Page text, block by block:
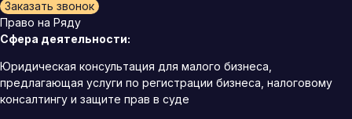
Заказать звонок
Право на Ряду
Сфера деятельности:
Юридическая консультация для малого бизнеса,
предлагающая услуги по регистрации бизнеса, налоговому
консалтингу и защите прав в суде